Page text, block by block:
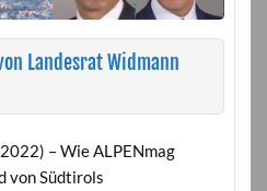
Landesrat Widmann
– Wie ALPENmag
von Südtirols